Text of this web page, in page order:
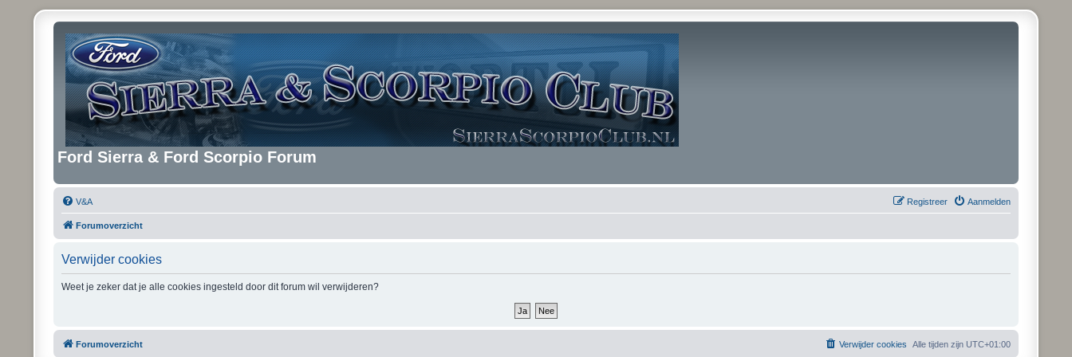
Ford Sierra & Ford Scorpio Forum
V&A Aanmelden
Registreer
Forumoverzicht
Verwijder cookies
Weet je zeker dat je alle cookies ingesteld door dit forum wil verwijderen?
Forumoverzicht Alle tijden zijn UTC+01:00
Verwijder cookies